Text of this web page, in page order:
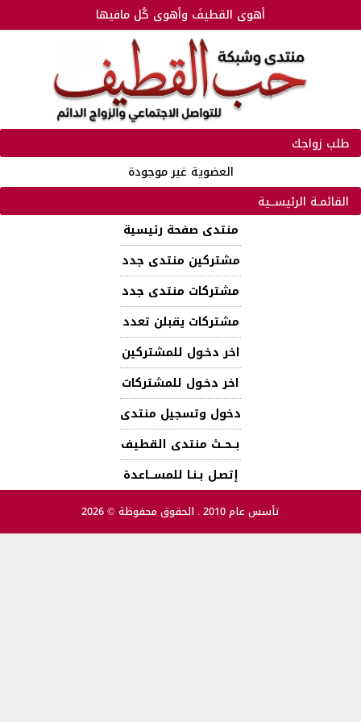
أهوى القطيفَ وأهوى كُل مافيها
طلب زواجك
العضوية غير موجودة
القائمـة الرئيســية
منتدى صفحة رئيسية
مشتركين منتدى جدد
مشتركات منتدى جدد
مشتركات يقبلن تعدد
اخر دخـول للمشتركين
اخر دخـول للمشتركات
دخول وتسجيل منتدى
بــحــث منتدى القطيف
إتصـل بـنـا للمســـاعدة
تأسس عام 2010 . الحقوق محفوظة © 2026